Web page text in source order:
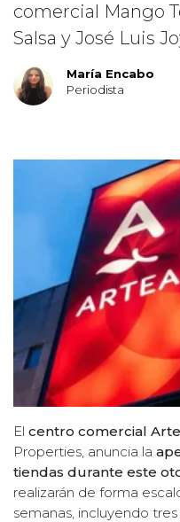
comercial Mango
Salsa y José Luis
María Encabo
Periodista
El centro comercial
Properties, anuncia la
tiendas durante este
realizarán de forma
semanas, incluyendo